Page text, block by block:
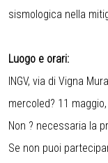
sismologica nella
Luogo e orari:
INGV, via di Vigna
mercoled? 11
Non ? necessaria la
Se non puoi